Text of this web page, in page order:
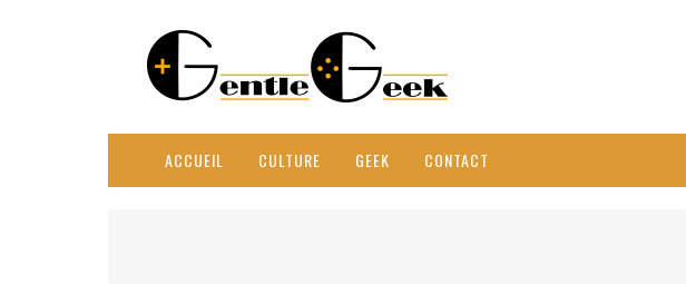
ACCUEIL CULTURE GEEK CONTACT